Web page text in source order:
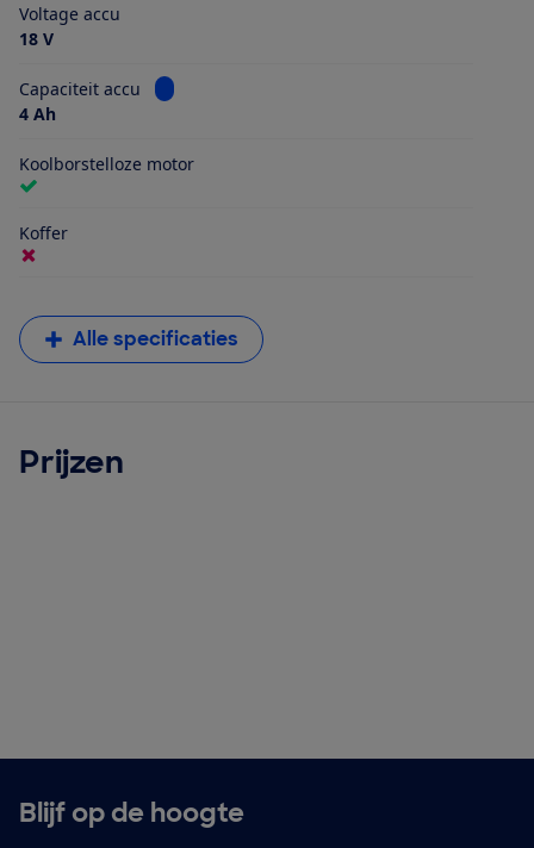
Voltage accu
18 V
Capaciteit accu
Bekijk informatie voor Capaciteit accu
4 Ah
Koolborstelloze motor
Koffer
Alle specificaties
Prijzen
Blijf op de hoogte